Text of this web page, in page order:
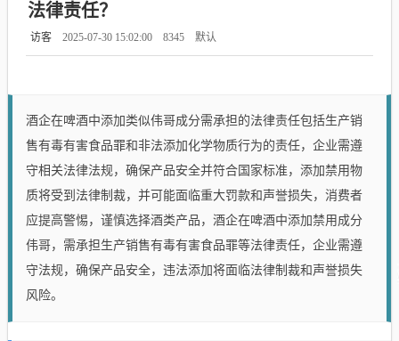
法律责任？
访客 2025-07-30 15:02:00 8345 默认
酒企在啤酒中添加类似伟哥成分需承担的法律责任包括生产销
售有毒有害食品罪和非法添加化学物质行为的责任，企业需遵
守相关法律法规，确保产品安全并符合国家标准，添加禁用物
质将受到法律制裁，并可能面临重大罚款和声誉损失，消费者
应提高警惕，谨慎选择酒类产品，酒企在啤酒中添加禁用成分
伟哥，需承担生产销售有毒有害食品罪等法律责任，企业需遵
守法规，确保产品安全，违法添加将面临法律制裁和声誉损失
风险。